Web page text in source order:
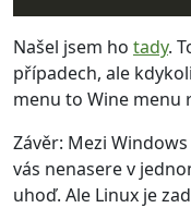
Našel jsem ho tady.
případech, ale
menu to Wine menu
Závěr: Mezi
vás nenasere v
uhoď. Ale Linux je